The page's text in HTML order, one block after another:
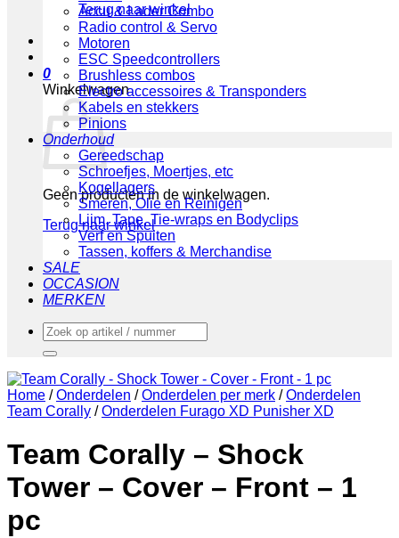
Terug naar winkel
0
Winkelwagen
Geen producten in de winkelwagen.
Terug naar winkel
Accu & Lader Combo
Radio control & Servo
Motoren
ESC Speedcontrollers
Brushless combos
Electro accessoires & Transponders
Kabels en stekkers
Pinions
Onderhoud
Gereedschap
Schroefjes, Moertjes, etc
Kogellagers
Smeren, Olie en Reinigen
Lijm, Tape, Tie-wraps en Bodyclips
Verf en Spuiten
Tassen, koffers & Merchandise
SALE
OCCASION
MERKEN
Zoeken
naar:
Home / Onderdelen / Onderdelen per merk / Onderdelen
Team Corally / Onderdelen Furago XD Punisher XD
Team Corally – Shock
Tower – Cover – Front – 1
pc